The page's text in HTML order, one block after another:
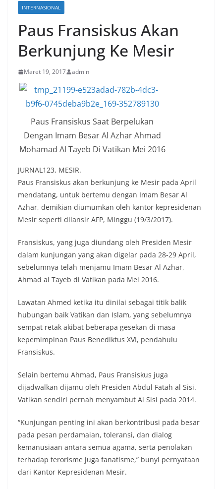
INTERNASIONAL
Paus Fransiskus Akan
Berkunjung Ke Mesir
Maret 19, 2017 admin
Paus Fransiskus Saat Berpelukan
Dengan Imam Besar Al Azhar Ahmad
Mohamad Al Tayeb Di Vatikan Mei 2016
JURNAL123, MESIR.
Paus Fransiskus akan berkunjung ke Mesir pada April
mendatang, untuk bertemu dengan Imam Besar Al
Azhar, demikian diumumkan oleh kantor kepresidenan
Mesir seperti dilansir AFP, Minggu (19/3/2017).
Fransiskus, yang juga diundang oleh Presiden Mesir
dalam kunjungan yang akan digelar pada 28-29 April,
sebelumnya telah menjamu Imam Besar Al Azhar,
Ahmad al Tayeb di Vatikan pada Mei 2016.
Lawatan Ahmed ketika itu dinilai sebagai titik balik
hubungan baik Vatikan dan Islam, yang sebelumnya
sempat retak akibat beberapa gesekan di masa
kepemimpinan Paus Benediktus XVI, pendahulu
Fransiskus.
Selain bertemu Ahmad, Paus Fransiskus juga
dijadwalkan dijamu oleh Presiden Abdul Fatah al Sisi.
Vatikan sendiri pernah menyambut Al Sisi pada 2014.
“Kunjungan penting ini akan berkontribusi pada besar
pada pesan perdamaian, toleransi, dan dialog
kemanusiaan antara semua agama, serta penolakan
terhadap terorisme juga fanatisme,” bunyi pernyataan
dari Kantor Kepresidenan Mesir.